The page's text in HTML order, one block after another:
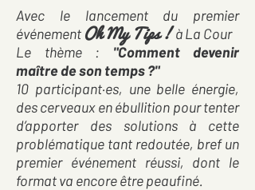
­Avec le lancement du premier
événement Oh My Tips ! à La Cour
Le thème : "Comment devenir
maître de son temps ?"
10 participant·es, une belle énergie,
des cerveaux en ébullition pour tenter
d’apporter des solutions à cette
problématique tant redoutée, bref un
premier événement réussi, dont le
format va encore être peaufiné.